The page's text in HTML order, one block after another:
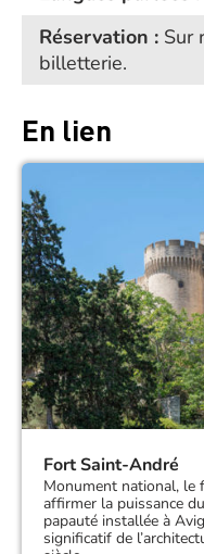
Réservation : Sur
billetterie.
En lien
Fort Saint-André
Monument national,
affirmer la puissance
papauté installée à
significatif de